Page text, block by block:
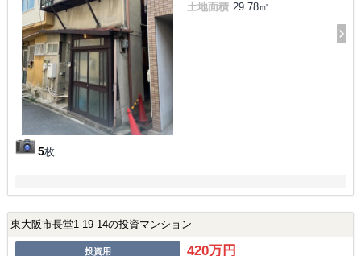
5枚
土地面積 29.78㎡
東大阪市長堂1-19-14の投資マンション
投資用 420万円